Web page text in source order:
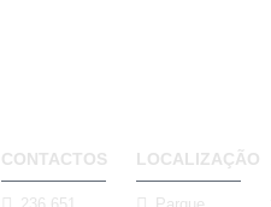
CONTACTOS LOCALIZAÇÃO